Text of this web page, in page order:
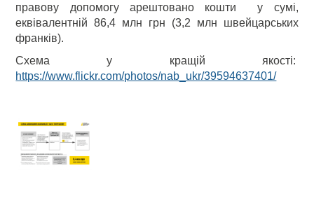
правову допомогу арештовано кошти у сумі,
еквівалентній 86,4 млн грн (3,2 млн швейцарських
франків).
Схема у кращій якості:
https://www.flickr.com/photos/nab_ukr/39594637401/